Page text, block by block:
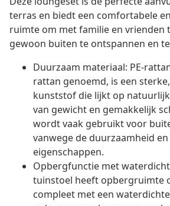
terras en biedt een comfortabele
ruimte om met familie en vrienden
gewoon buiten te ontspannen en
Duurzaam materiaal: PE-
rattan genoemd, is een
kunststof die lijkt op
van gewicht en gemakkelijk
wordt vaak gebruikt voor
vanwege de duurzaamheid
eigenschappen.
Opbergfunctie met
tuinstoel heeft opbergruimte
compleet met een